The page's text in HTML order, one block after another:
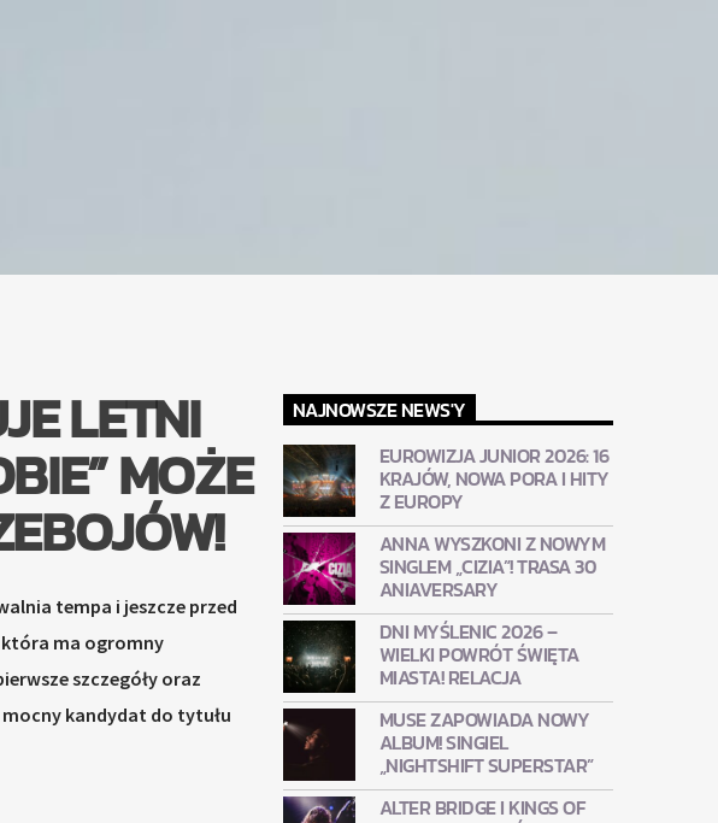
LETNI
MOŻE
tempa i jeszcze przed
ma ogromny
szczegóły oraz
mocny kandydat do tytułu
NAJNOWSZE NEWS'Y
EUROWIZJA JUNIOR 2026: 16
KRAJÓW, NOWA PORA I HITY
Z EUROPY
ANNA WYSZKONI Z NOWYM
SINGLEM „CIZIA”! TRASA 30
ANIAVERSARY
DNI MYŚLENIC 2026 –
WIELKI POWRÓT ŚWIĘTA
MIASTA! RELACJA
MUSE ZAPOWIADA NOWY
ALBUM! SINGIEL
„NIGHTSHIFT SUPERSTAR”
ALTER BRIDGE I KINGS OF